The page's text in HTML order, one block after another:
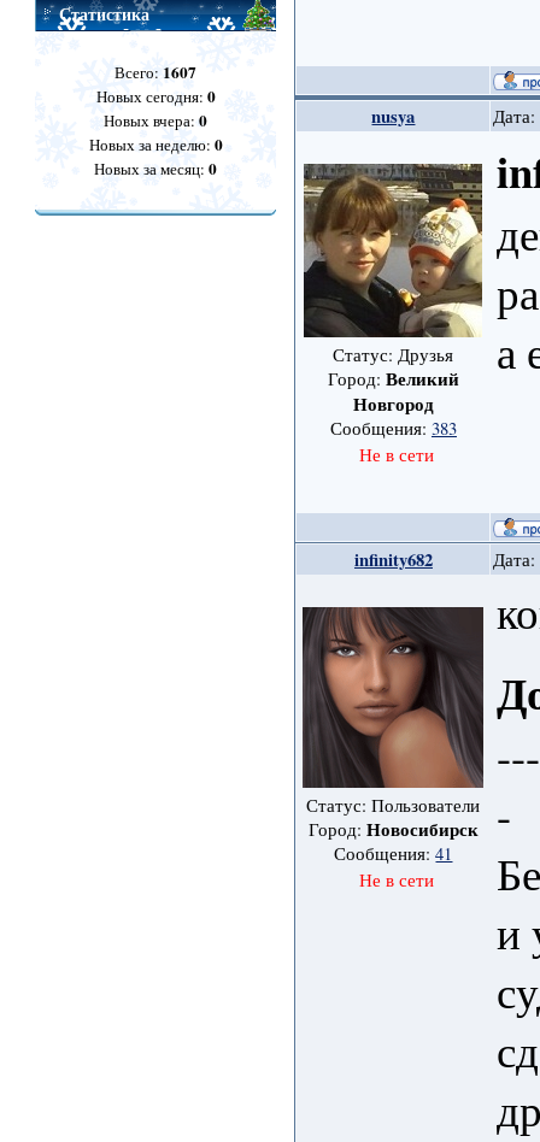
Статистика
Всего: 1607
Новых сегодня: 0
Новых вчера:0
Новых за неделю: 0
Новых за месяц:0
nusya
Статус: Друзья
Город: Великий
Новгород
Сообщения: 383
Не в сети
а
infinity682 Дата:
Статус: Пользователи
Город: Новосибирск
Сообщения:41
Не в сети
-
и